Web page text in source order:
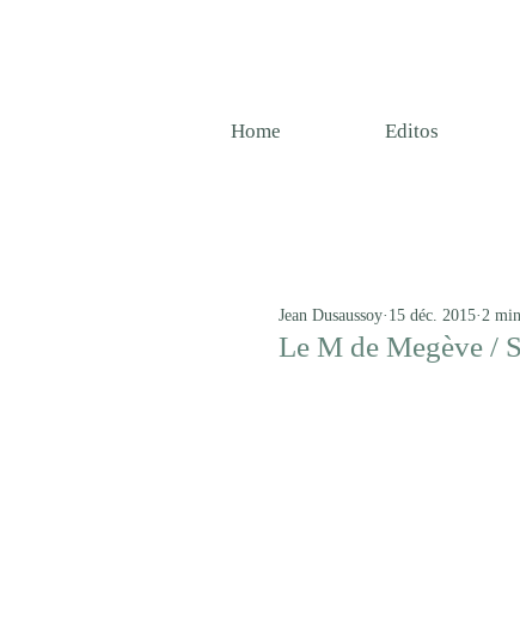
Home Editos
Le M de Megève /
Jean Dusaussoy 15 déc. 2015 2